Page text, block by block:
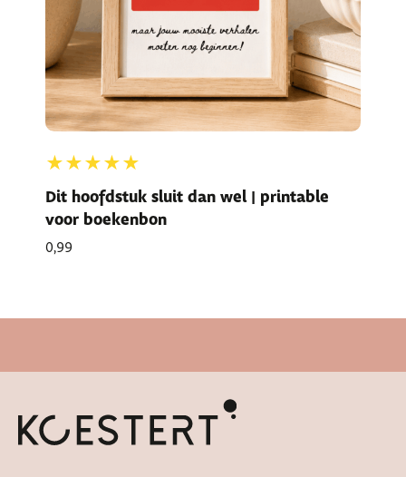
★★★★★
Dit hoofdstuk sluit dan wel | printable
voor boekenbon
0,99
Cadeautje bij bestelling